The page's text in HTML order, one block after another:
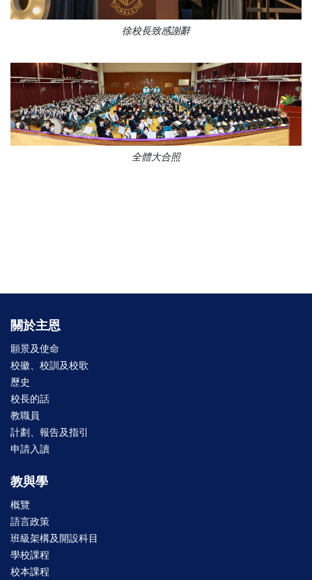
徐校長致感謝辭
全體大合照
關於主恩
願景及使命
校徽、校訓及校歌
歷史
校長的話
教職員
計劃、報告及指引
申請入讀
教與學
概覽
語言政策
班級架構及開設科目
學校課程
校本課程